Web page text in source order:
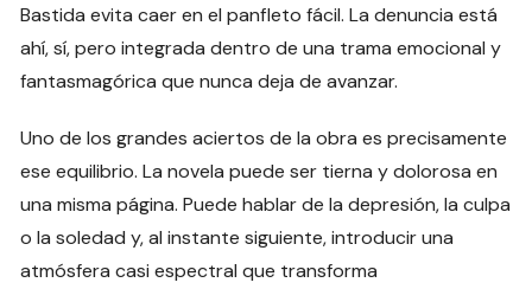
Bastida evita caer en el panfleto fácil. La denuncia está
ahí, sí, pero integrada dentro de una trama emocional y
fantasmagórica que nunca deja de avanzar.
Uno de los grandes aciertos de la obra es precisamente
ese equilibrio. La novela puede ser tierna y dolorosa en
una misma página. Puede hablar de la depresión, la culpa
o la soledad y, al instante siguiente, introducir una
atmósfera casi espectral que transforma